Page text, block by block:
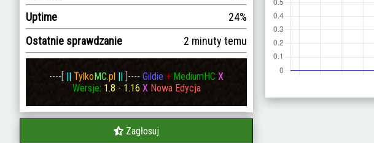
Uptime
24%
Ostatnie sprawdzanie
2 minuty temu
----[ || TylkoMC.pl || ]---- Gildie + MediumHC X
Wersje: 1.8 - 1.16 X Nowa Edycja
Zagłosuj